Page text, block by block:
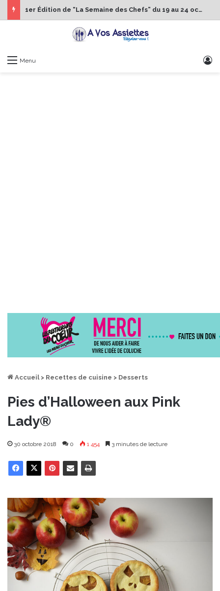
1er Édition de “La Semaine des Chefs” du 19 au 24 octobre 2026
Menu
Accueil > Recettes de cuisine > Desserts
Pies d’Halloween aux Pink
Lady®
30 octobre 2018 0 1 454 3 minutes de lecture